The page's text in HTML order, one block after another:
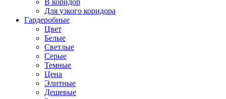
В коридор
Для узкого коридора
Гардеробные
Цвет
Белые
Светлые
Серые
Темные
Цена
Элитные
Дешевые